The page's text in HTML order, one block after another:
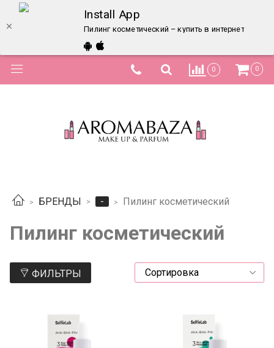
Install App
Пилинг косметический – купить в интернет-
0 0
БРЕНДЫ - Пилинг косметический
Пилинг косметический
ФИЛЬТРЫ